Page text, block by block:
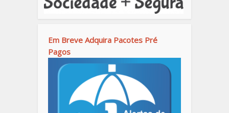
Em Breve Adquira Pacotes Pré
Pagos